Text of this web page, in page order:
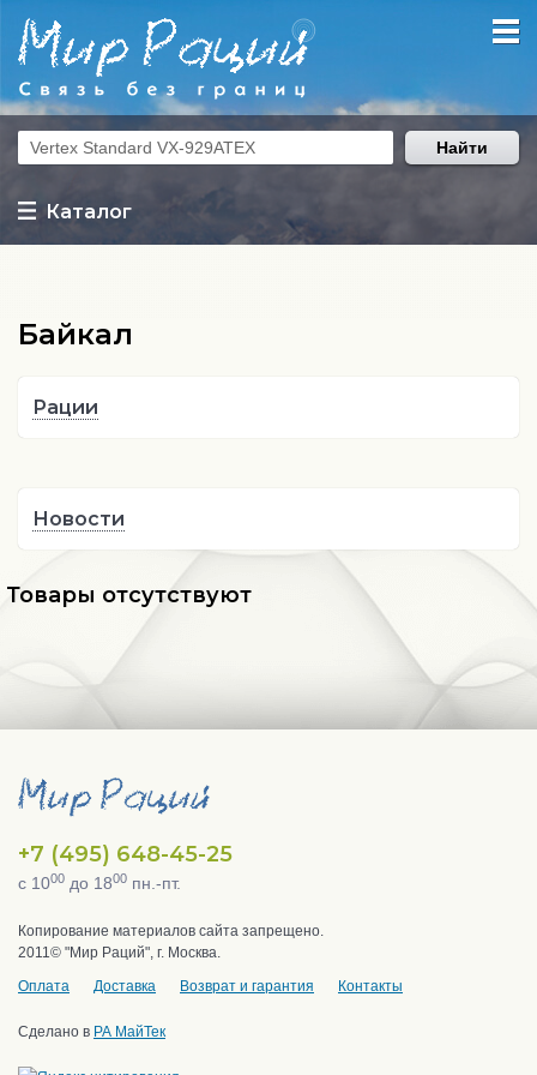
Каталог
Найти
Байкал
Рации
Новости
Товары отсутствуют
+7 (495) 648-45-25
с 1000 до 1800 пн.-пт.
Копирование материалов сайта запрещено.
2011© "Мир Раций", г. Москва.
Оплата
Доставка Возврат и гарантия Контакты
Сделано в РА МайТек